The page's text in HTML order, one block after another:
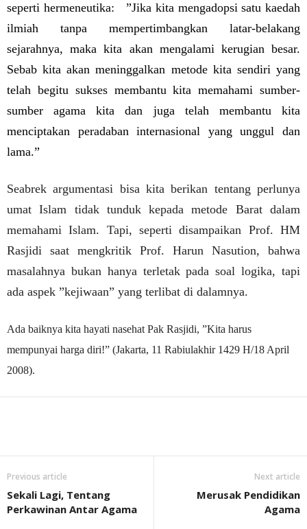
seperti hermeneutika:
”Jika kita mengadopsi satu kaedah
ilmiah tanpa mempertimbangkan latar-belakang
sejarahnya, maka kita akan mengalami kerugian besar.
Sebab kita akan meninggalkan metode kita sendiri yang
telah begitu sukses membantu kita memahami sumber-
sumber agama kita dan juga telah membantu kita
menciptakan peradaban internasional yang unggul dan
lama.”
Seabrek argumentasi bisa kita berikan tentang perlunya
umat Islam tidak tunduk kepada metode Barat dalam
memahami Islam. Tapi, seperti disampaikan Prof. HM
Rasjidi saat mengkritik Prof. Harun Nasution, bahwa
masalahnya bukan hanya terletak pada soal logika, tapi
ada aspek ”kejiwaan” yang terlibat di dalamnya.
Ada baiknya kita hayati nasehat Pak Rasjidi, ”Kita harus
mempunyai harga diri!” (Jakarta, 11 Rabiulakhir 1429 H/18 April
2008).
Previous article
Sekali Lagi, Tentang
Perkawinan Antar Agama
Next article
Merusak Pendidikan
Agama